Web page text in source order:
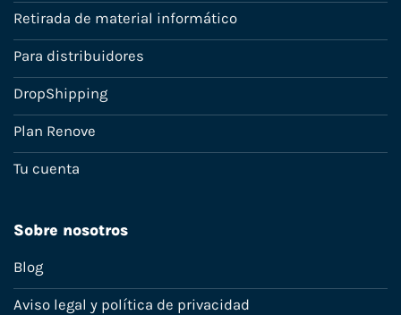
Retirada de material informático
Para distribuidores
DropShipping
Plan Renove
Tu cuenta
Sobre nosotros
Blog
Aviso legal y política de privacidad